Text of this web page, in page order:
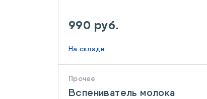
990 руб.
На складе
Прочее
Вспениватель молока